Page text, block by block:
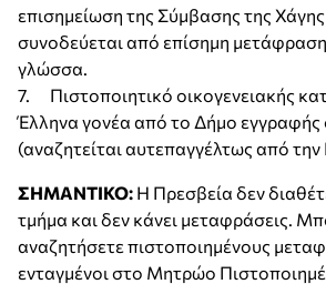
επισημείωση της Σύμβασης της
συνοδεύεται από επίσημη
γλώσσα.
7. Πιστοποιητικό οικογενειακής
Έλληνα γονέα από το Δήμο εγγραφής
(αναζητείται αυτεπαγγέλτως από
ΣΗΜΑΝΤΙΚΟ: Η Πρεσβεία δεν
τμήμα και δεν κάνει μεταφράσεις.
αναζητήσετε πιστοποιημένους
ενταγμένοι στο Μητρώο